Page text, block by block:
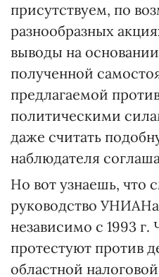
присутствуем, по
разнообразных
выводы на
полученной
предлагаемой
политическими
даже считать
наблюдателя
Но вот узнаешь, что
руководство
независимо с 1993 г.
протестуют против
областной